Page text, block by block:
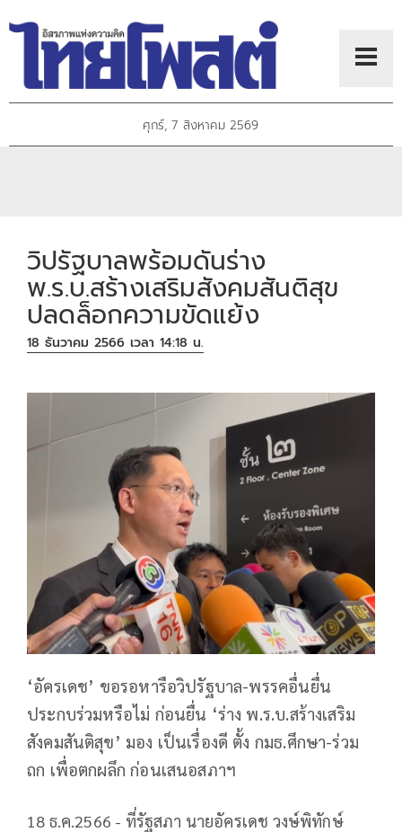
ศุกร์, 7 สิงหาคม 2569
วิปรัฐบาลพร้อมดันร่าง
พ.ร.บ.สร้างเสริมสังคมสันติสุข
ปลดล็อกความขัดแย้ง
18 ธันวาคม 2566 เวลา 14:18 น.
‘อัครเดช’ ขอรอหารือวิปรัฐบาล-พรรคอื่นยื่น
ประกบร่วมหรือไม่ ก่อนยื่น ‘ร่าง พ.ร.บ.สร้างเสริม
สังคมสันติสุข’ มอง เป็นเรื่องดี ตั้ง กมธ.ศึกษา-ร่วม
ถก เพื่อตกผลึก ก่อนเสนอสภาฯ
18 ธ.ค.2566 - ที่รัฐสภา นายอัครเดช วงษ์พิทักษ์